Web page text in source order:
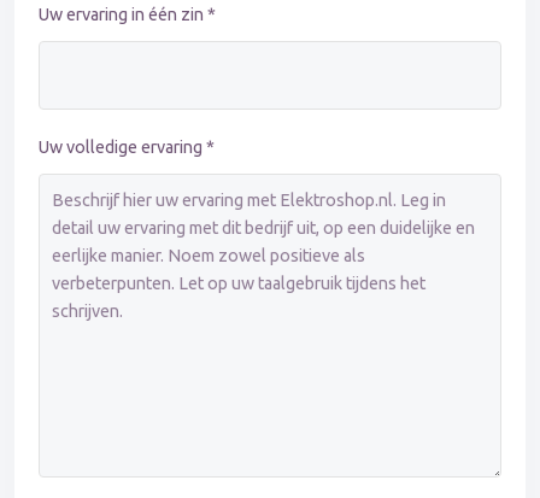
Uw ervaring in één zin *
Uw volledige ervaring *